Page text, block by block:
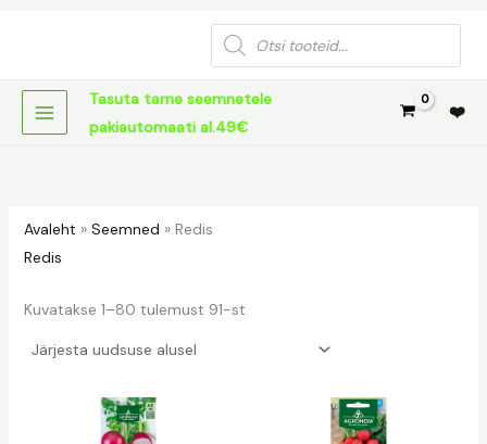
Products
search
Tasuta tarne seemnetele
pakiautomaati al.49€
❤️
Avaleht » Seemned » Redis
Redis
Kuvatakse 1–80 tulemust 91-st
uusimate
järgi